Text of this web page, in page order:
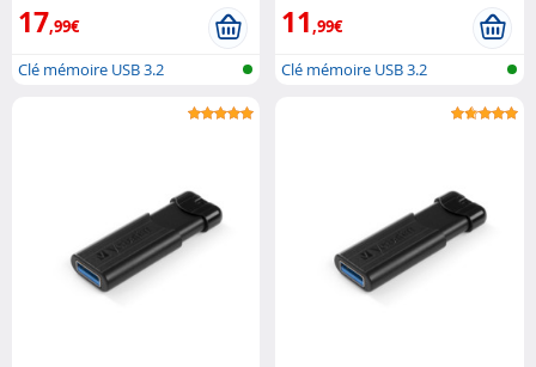
17,99€
Clé mémoire USB 3.2
11,99€
Clé mémoire USB 3.2